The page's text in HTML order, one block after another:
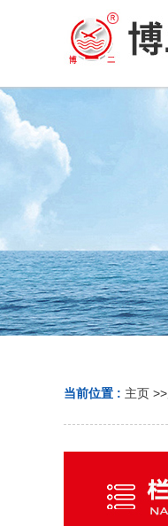
当前位置 : 主页 >>